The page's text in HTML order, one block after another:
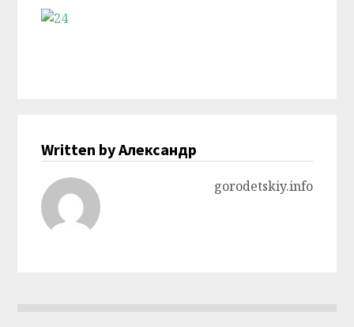
Written by Александр
gorodetskiy.info